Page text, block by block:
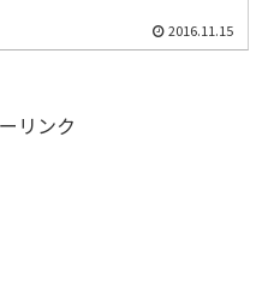
2016.11.15
リンク